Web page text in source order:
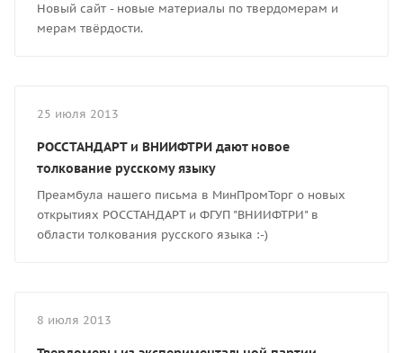
Новый сайт - новые материалы по твердомерам и
мерам твёрдости.
25 июля 2013
РОССТАНДАРТ и ВНИИФТРИ дают новое
толкование русскому языку
Преамбула нашего письма в МинПромТорг о новых
открытиях РОССТАНДАРТ и ФГУП "ВНИИФТРИ" в
области толкования русского языка :-)
8 июля 2013